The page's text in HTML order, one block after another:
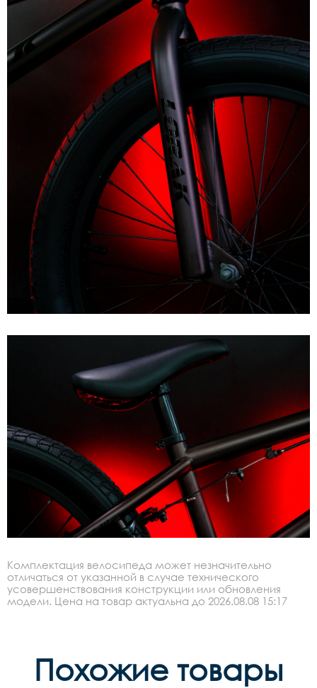
Комплектация велосипеда может незначительно
отличаться от указанной в случае технического
усовершенствования конструкции или обновления
модели. Цена на товар актуальна до 2026.08.08 15:17
Похожие товары